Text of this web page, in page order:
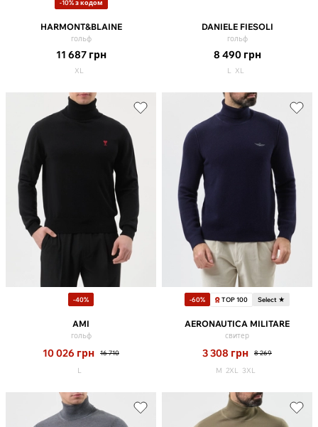
-10% з кодом
HARMONT&BLAINE
гольф
11 687 грн
XL
DANIELE FIESOLI
гольф
8 490 грн
L XL
-40%
AMI
гольф
10 026 грн 16 710
L
-60% TOP 100 Select ★
AERONAUTICA MILITARE
свитер
3 308 грн 8 269
M 2XL 3XL